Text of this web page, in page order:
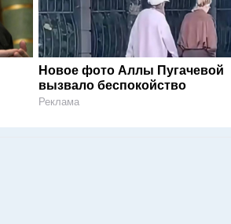
Новое фото Аллы Пугачевой
вызвало беспокойство
Реклама